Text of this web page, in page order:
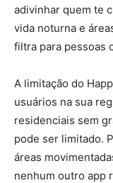
adivinhar quem te
vida noturna e
filtra para pessoas
A limitação do
usuários na sua
residenciais sem
pode ser limitado.
áreas
nenhum outro app